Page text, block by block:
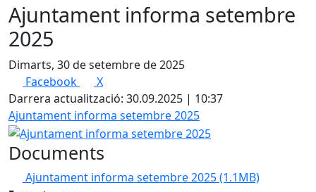
Ajuntament informa setembre
2025
Dimarts, 30 de setembre de 2025
Facebook
X
Darrera actualització: 30.09.2025 | 10:37
Ajuntament informa setembre 2025
Documents
Ajuntament informa setembre 2025(1.1MB)